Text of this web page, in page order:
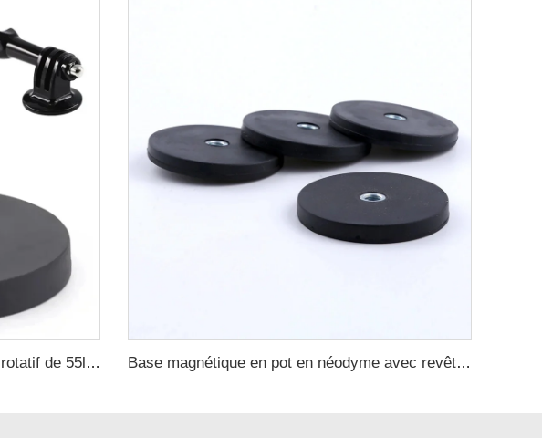
support magnétique pour téléphone rotatif de 55lbs et pour caméra GoPro avec filetage 1/4 pour la photographie et la vidéo mobile Base magnétique en pot en néodyme avec revêtement en caoutchouc et plastique, durable avec filet intérieur